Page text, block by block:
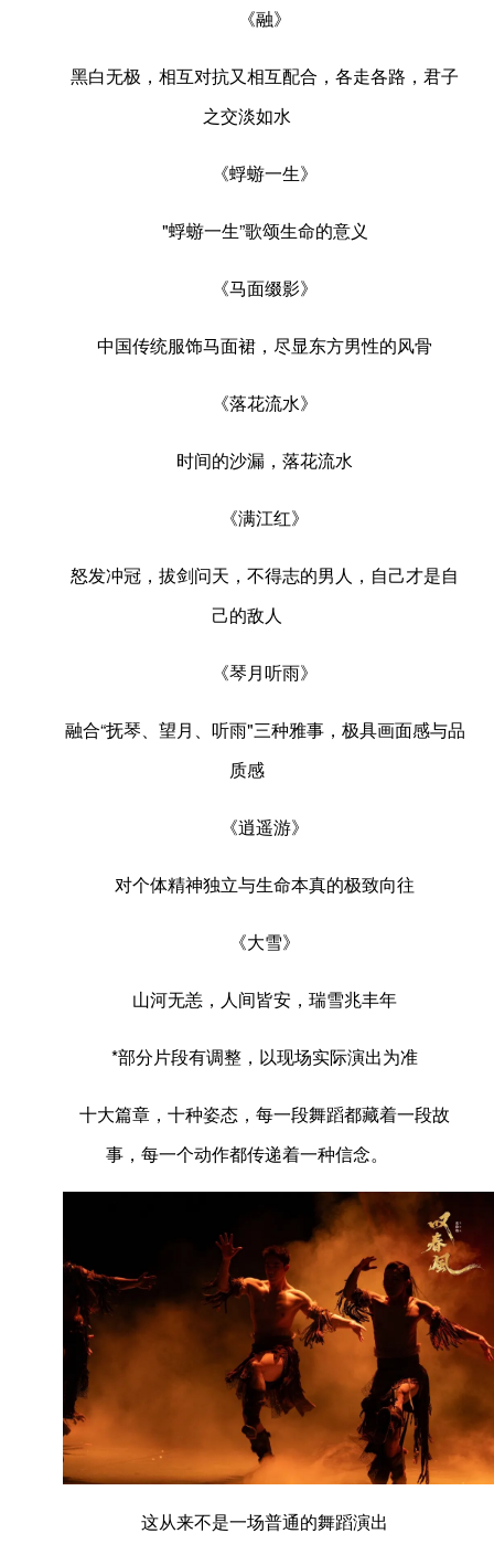
《融》
黑白无极，相互对抗又相互配合，各走各路，君子
之交淡如水
《蜉蝣一生》
"蜉蝣一生”歌颂生命的意义
《马面缀影》
中国传统服饰马面裙，尽显东方男性的风骨
《落花流水》
时间的沙漏，落花流水
《满江红》
怒发冲冠，拔剑问天，不得志的男人，自己才是自
己的敌人
《琴月听雨》
融合“抚琴、望月、听雨"三种雅事，极具画面感与品
质感
《逍遥游》
对个体精神独立与生命本真的极致向往
《大雪》
山河无恙，人间皆安，瑞雪兆丰年
*部分片段有调整，以现场实际演出为准
十大篇章，十种姿态，每一段舞蹈都藏着一段故
事，每一个动作都传递着一种信念。
这从来不是一场普通的舞蹈演出